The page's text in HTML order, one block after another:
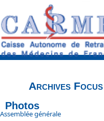
Archives
Photos
Assemblée générale